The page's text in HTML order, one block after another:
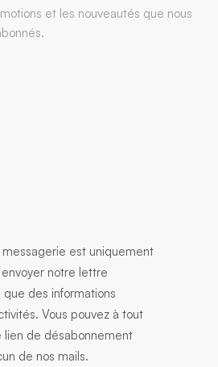
et les nouveautés que nous
est uniquement
notre lettre
que des informations
Vous pouvez à tout
lien de désabonnement
de nos mails.